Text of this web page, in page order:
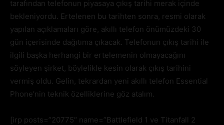
tarafından telefonun piyasaya çıkış tarihi merak içinde
bekleniyordu. Ertelenen bu tarihten sonra, resmi olarak
yapılan açıklamaları göre, akıllı telefon önümüzdeki 30
gün içerisinde dağıtıma çıkacak. Telefonun çıkış tarihi ile
ilgili başka herhangi bir ertelemenin olmayacağını
söyleyen şirket, böylelikle kesin olarak çıkış tarihini
vermiş oldu. Gelin, tekrardan yeni akıllı telefon Essential
Phone’nin teknik özelliklerine göz atalım.
[irp posts=”20775″ name=”Battlefield 1 ve Titanfall 2